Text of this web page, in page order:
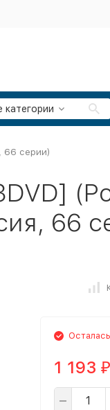
категории
66 серии)
66
1 193 ₽